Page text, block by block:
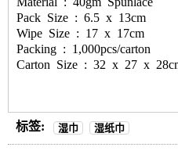
Pack Size : 6.5 x 13cm
Wipe Size : 17 x 17cm
Packing : 1,000pcs/carton
Carton Size : 32 x 27 x
标签: 湿巾 湿纸巾